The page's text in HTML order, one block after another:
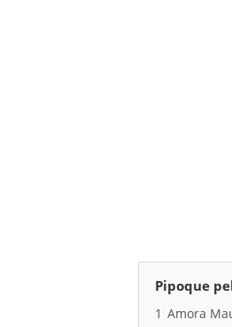
Pipoque
1 Amora